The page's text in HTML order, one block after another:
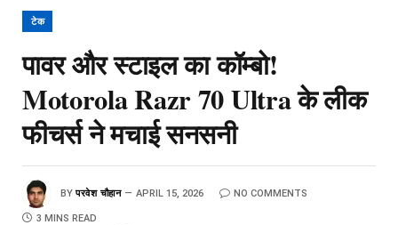
टेक
पावर और स्टाइल का कॉम्बो!
Motorola Razr 70 Ultra के लीक
फीचर्स ने मचाई सनसनी
BY परवेश चौहान APRIL 15, 2026 NO COMMENTS
3 MINS READ